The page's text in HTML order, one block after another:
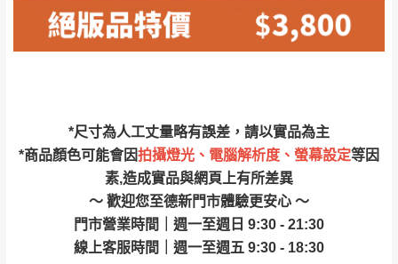
*尺寸為人工丈量略有誤差，請以實品為主
*商品顏色可能會因拍攝燈光、電腦解析度、螢幕設定等因
素,造成實品與網頁上有所差異
～ 歡迎您至德新門市體驗更安心 ～
門市營業時間｜週一至週日 9:30 - 21:30
線上客服時間｜週一至週五 9:30 - 18:30
NT$500元
＊A108產品另收運費
NT$500元
＊A108產品另收運費
安鄉、大湖鄉、頭
屋、獅潭鄉
配送天數：5~14天
到貨時間：指定送貨日當天以電話聯絡確認
天在家等貨，以節省您的寶貴時間。
由於百貨公司配送較為不易，故暫無法配送
發票寄送：
若您選擇三聯式或索取兩聯式發票，發票將於商品
完成出貨15個工作天另行寄出，另外約加上2~7個
工作天內送達，如遇國定假日將順延寄送。
退換貨說明：